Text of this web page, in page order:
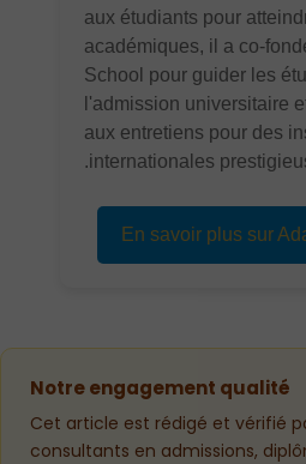
aux étudiants pour
académiques, il a co-
School pour guider les
l'admission
aux entretiens pour
internationales
En savoir plus sur
Notre engagement qualité
Cet article est rédigé et
consultants en admissions,